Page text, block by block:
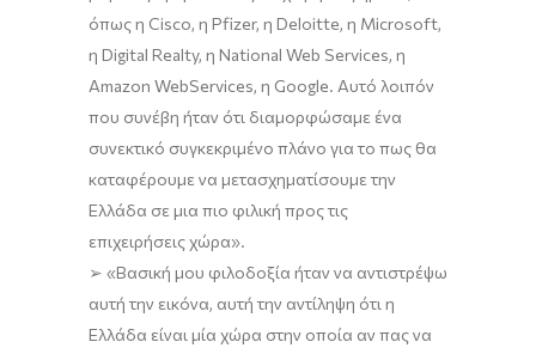
όπως η Cisco, η Pfizer, η Deloitte, η Microsoft,
η Digital Realty, η National Web Services, η
Amazon WebServices, η Google. Αυτό λοιπόν
που συνέβη ήταν ότι διαμορφώσαμε ένα
συνεκτικό συγκεκριμένο πλάνο για το πως θα
καταφέρουμε να μετασχηματίσουμε την
Ελλάδα σε μια πιο φιλική προς τις
επιχειρήσεις χώρα».
➢ «Βασική μου φιλοδοξία ήταν να αντιστρέψω
αυτή την εικόνα, αυτή την αντίληψη ότι η
Ελλάδα είναι μία χώρα στην οποία αν πας να